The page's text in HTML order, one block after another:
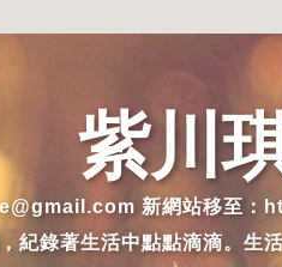
紫川
新網站移至：
紀錄著生活中點點滴滴。